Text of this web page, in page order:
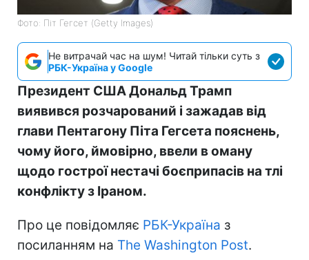
Фото: Піт Гегсет (Getty Images)
Не витрачай час на шум! Читай тільки суть з
РБК-Україна у Google
Президент США Дональд Трамп
виявився розчарований і зажадав від
глави Пентагону Піта Гегсета пояснень,
чому його, ймовірно, ввели в оману
щодо гострої нестачі боєприпасів на тлі
конфлікту з Іраном.
Про це повідомляє РБК-Україна з
посиланням на The Washington Post.